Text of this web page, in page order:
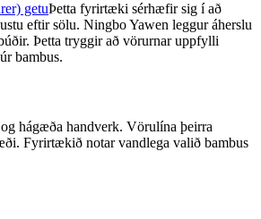
getuÞetta fyrirtæki sérhæfir sig í að
eftir sölu. Ningbo Yawen leggur áherslu
Þetta tryggir að vörurnar uppfylli
bambus.
hágæða handverk. Vörulína þeirra
Fyrirtækið notar vandlega valið bambus